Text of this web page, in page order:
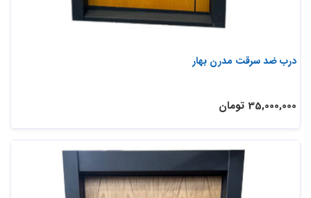
درب ضد سرقت مدرن بهار
35,000,000 تومان